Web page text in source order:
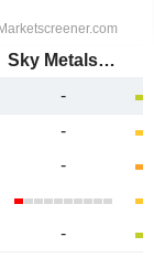
Sky Metals Limited
-
-
-
-